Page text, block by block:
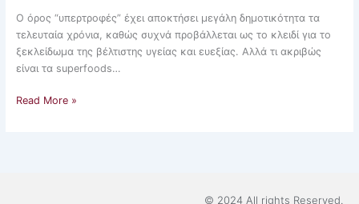
Ο όρος “υπερτροφές” έχει αποκτήσει μεγάλη δημοτικότητα τα
τελευταία χρόνια, καθώς συχνά προβάλλεται ως το κλειδί για το
ξεκλείδωμα της βέλτιστης υγείας και ευεξίας. Αλλά τι ακριβώς
είναι τα superfoods…
Read More »
© 2024 All rights Reserved.